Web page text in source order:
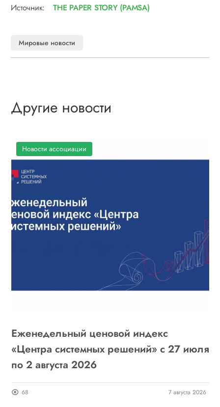
Источник: THE PAPER STORY (PAMSA)
Мировые новости
Другие новости
Новости ассоциации
Еженедельный ценовой индекс
«Центра системных решений» с 27 июля
по 2 августа 2026
68 7 августа 2026